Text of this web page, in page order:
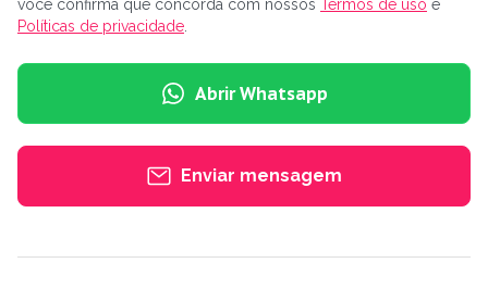
você confirma que concorda com nossos Termos de uso e
Políticas de privacidade
Abrir Whatsapp
Enviar mensagem